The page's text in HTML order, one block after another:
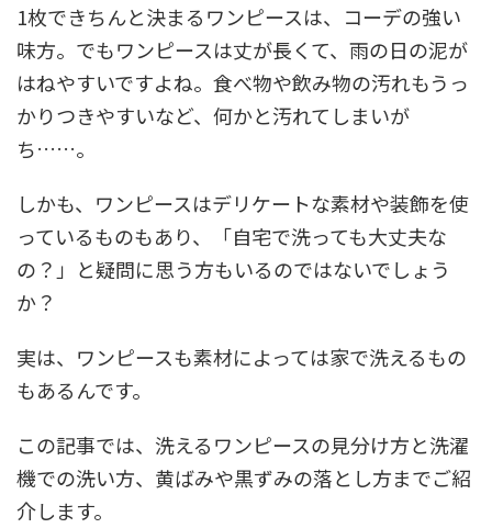
1枚できちんと決まるワンピースは、コーデの強い
味方。でもワンピースは丈が長くて、雨の日の泥が
はねやすいですよね。食べ物や飲み物の汚れもうっ
かりつきやすいなど、何かと汚れてしまいが
ち……。
しかも、ワンピースはデリケートな素材や装飾を使
っているものもあり、「自宅で洗っても大丈夫な
の？」と疑問に思う方もいるのではないでしょう
か？
実は、ワンピースも素材によっては家で洗えるもの
もあるんです。
この記事では、洗えるワンピースの見分け方と洗濯
機での洗い方、黄ばみや黒ずみの落とし方までご紹
介します。